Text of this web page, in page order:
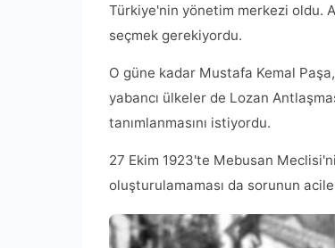
Türkiye'nin yönetim merkezi oldu.
seçmek gerekiyordu.
O güne kadar Mustafa Kemal
yabancı ülkeler de Lozan
tanımlanmasını istiyordu.
27 Ekim 1923'te Mebusan
oluşturulamaması da sorunun